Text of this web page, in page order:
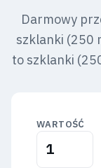
Darmowy
szklanki (250
to szklanki
WARTOŚĆ